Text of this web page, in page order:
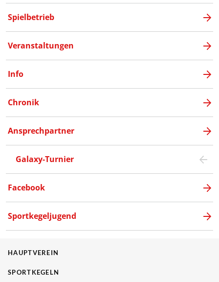
Spielbetrieb
Veranstaltungen
Info
Chronik
Ansprechpartner
Galaxy-Turnier
Facebook
Sportkegeljugend
HAUPTVEREIN
SPORTKEGELN